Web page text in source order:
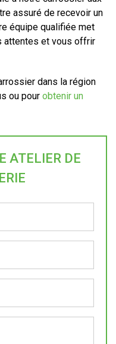
assuré de recevoir un
équipe qualifiée met
attentes et vous offrir
dans la région
ou pour obtenir un
ATELIER DE